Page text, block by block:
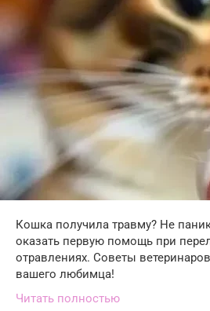
Кошка получила травму? Не
оказать первую помощь при
отравлениях. Советы
вашего любимца!
Читать полностью